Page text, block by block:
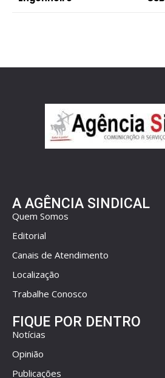
A AGÊNCIA SINDICAL
Quem Somos
Editorial
Canais de Atendimento
Localização
Trabalhe Conosco
FIQUE POR DENTRO
Notícias
Opinião
Publicações